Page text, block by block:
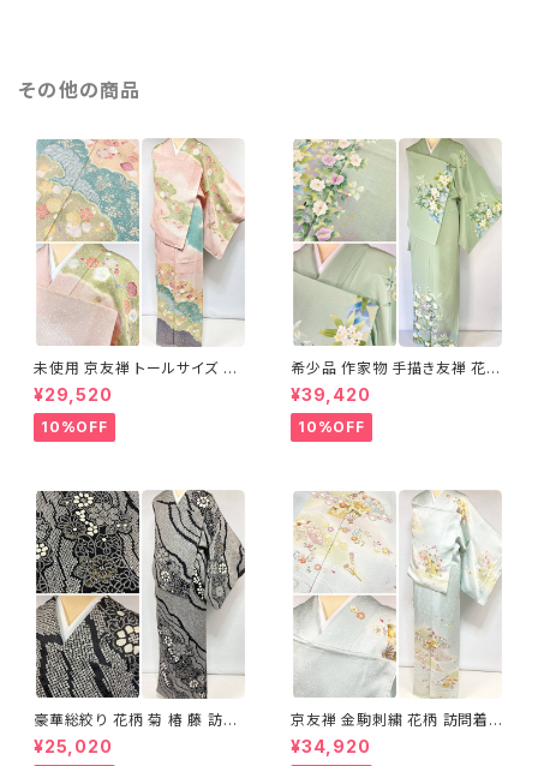
その他の商品
未使用 京友禅 トールサイズ 染
め分け 金彩 訪問着 袷 正絹 ピ
ンク 黄緑 紫 黄色 1438
¥29,520
10%OFF
希少品 作家物 手描き友禅 花鳥
文 椿 沈丁花 訪問着 正絹 袷 黄
緑 青 白 1418
¥39,420
10%OFF
豪華総絞り 花柄 菊 椿 藤 訪問
着 鹿の子絞り ラメ 正絹 黒 白
グレー 1435
¥25,020
京友禅 金駒刺繍 花柄 訪問着
正絹 水色 黄緑 パステルカラー
アイスグリーン 1433
¥34,920